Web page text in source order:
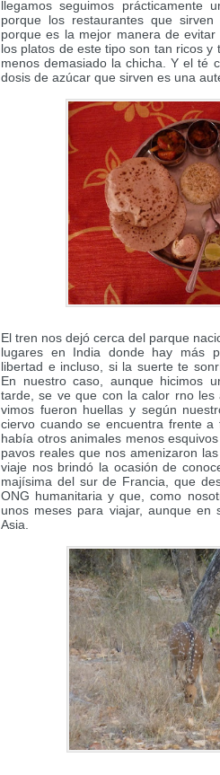
llegamos seguimos prácticamente
porque los restaurantes que
porque es la mejor manera de
los platos de este tipo son tan ricos
menos demasiado la chicha. Y el té
dosis de azúcar que sirven es una
El tren nos dejó cerca del parque
lugares en India donde hay más
libertad e incluso, si la suerte te
En nuestro caso, aunque hicimos
tarde, se ve que con la calor rno
vimos fueron huellas y según
ciervo cuando se encuentra frente a
había otros animales menos
pavos reales que nos amenizaron
viaje nos brindó la ocasión de
majísima del sur de Francia, que
ONG humanitaria y que, como
unos meses para viajar, aunque en
Asia.